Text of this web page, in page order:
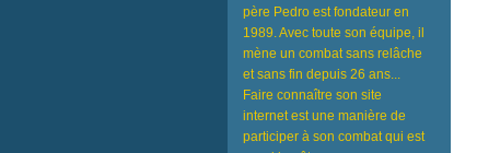
père Pedro est fondateur en
1989. Avec toute son équipe, il
mène un combat sans relâche
et sans fin depuis 26 ans...
Faire connaître son site
internet est une manière de
participer à son combat qui est